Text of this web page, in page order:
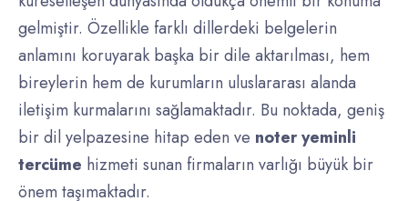
gelmiştir. Özellikle farklı dillerdeki belgelerin
anlamını koruyarak başka bir dile aktarılması, hem
bireylerin hem de kurumların uluslararası alanda
iletişim kurmalarını sağlamaktadır. Bu noktada, geniş
bir dil yelpazesine hitap eden ve noter yeminli
tercüme hizmeti sunan firmaların varlığı büyük bir
önem taşımaktadır.